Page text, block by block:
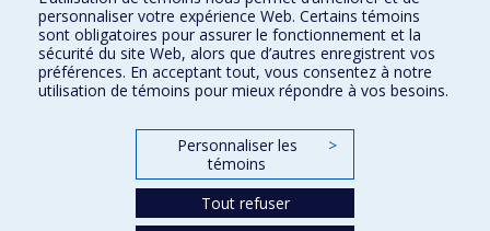
Admission
Plan du site
Accessibilité
Accès au portail sécurisé du Secrétariat général
Recherche dans le vade-mecum
personnaliser votre expérience Web. Certains témoins
sont obligatoires pour assurer le fonctionnement et la
sécurité du site Web, alors que d’autres enregistrent vos
préférences. En acceptant tout, vous consentez à notre
utilisation de témoins pour mieux répondre à vos besoins.
Personnaliser les
témoins
>
Tout refuser